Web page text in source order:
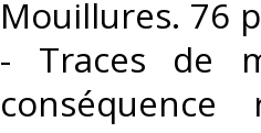
Mouillures. 76
- Traces de